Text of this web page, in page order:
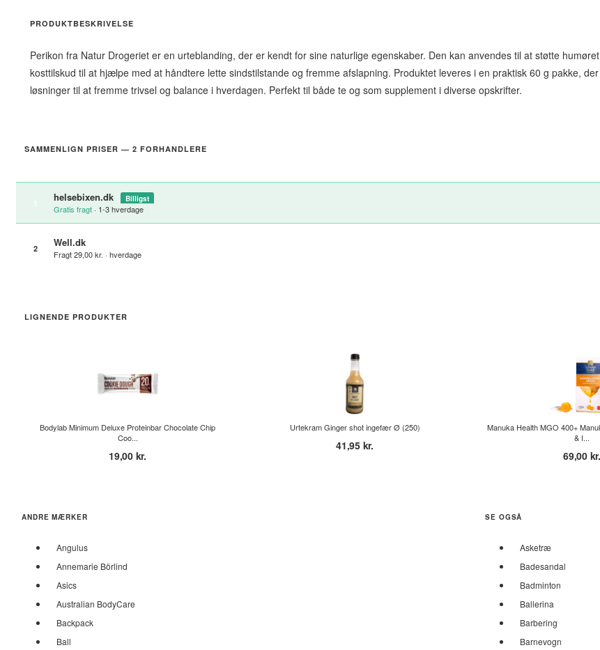
PRODUKTBESKRIVELSE
Perikon fra Natur Drogeriet er en urteblanding, der er kendt for sine naturlige egenskaber. Den kan anvendes til at støtte
kosttilskud til at hjælpe med at håndtere lette sindstilstande og fremme afslapning. Produktet leveres i en praktisk 60 g pakke,
løsninger til at fremme trivsel og balance i hverdagen. Perfekt til både te og som supplement i diverse opskrifter.
SAMMENLIGN PRISER — 2 FORHANDLERE
helsebixen.dk Billigst
Gratis fragt · 1-3 hverdage
2 Well.dk
Fragt 29,00 kr. · hverdage
LIGNENDE PRODUKTER
Bodylab Minimum Deluxe Proteinbar Chocolate Chip
Coo...
19,00 kr.
Urtekram Ginger shot ingefær Ø (250)
41,95 kr.
Manuka Health MGO 400+
& I...
69,00 kr.
ANDRE MÆRKER
Angulus
Annemarie Börlind
Asics
Australian BodyCare
Backpack
Ball
SE OGSÅ
Asketræ
Badesandal
Badminton
Ballerina
Barbering
Barnevogn